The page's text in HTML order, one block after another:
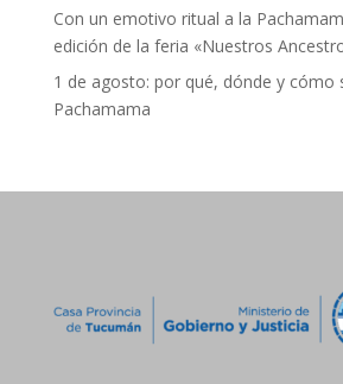
Con un emotivo ritual a la
edición de la feria «Nuestros
1 de agosto: por qué, dónde y cómo
Pachamama